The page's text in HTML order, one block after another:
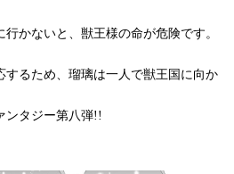
行かないと、獣王様の命が危険です。
するため、瑠璃は一人で獣王国に向か
ンタジー第八弾!!